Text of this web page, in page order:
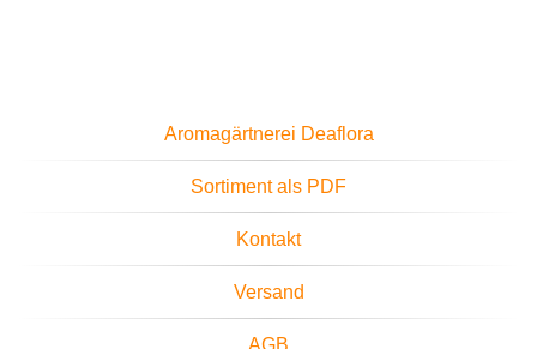
Aromagärtnerei Deaflora
Sortiment als PDF
Kontakt
Versand
AGB